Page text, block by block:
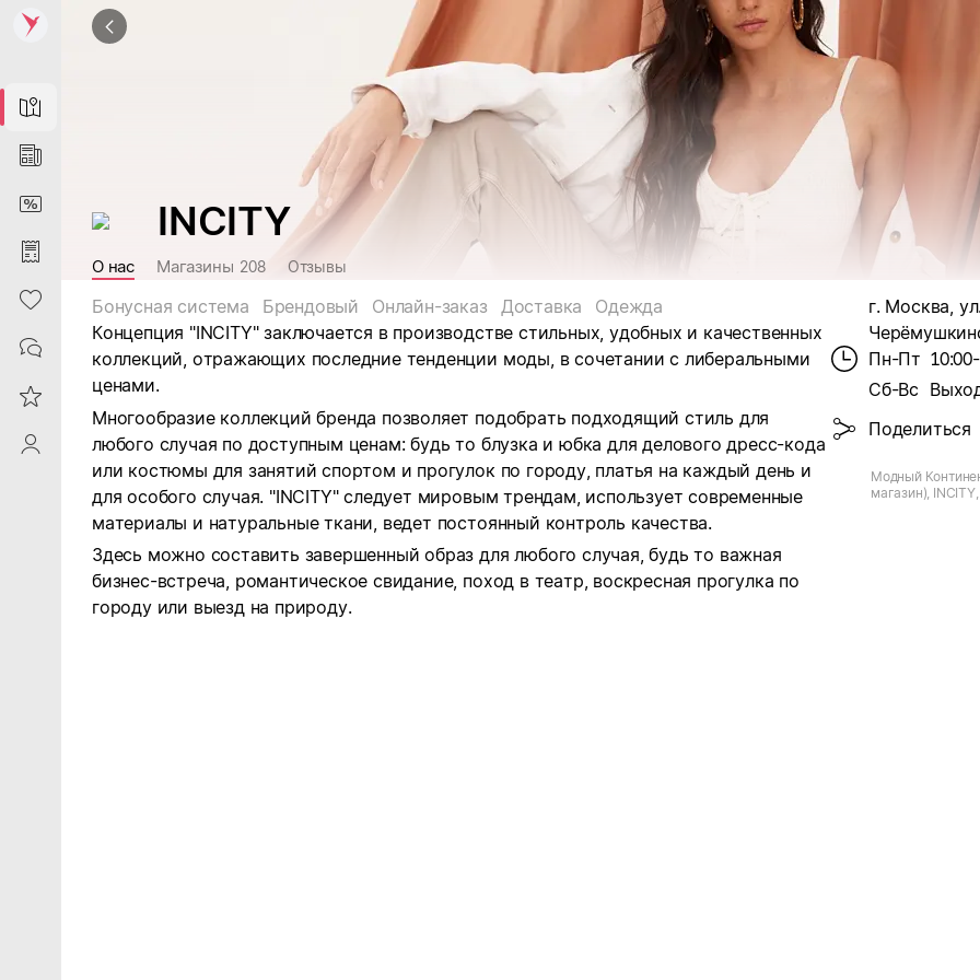
Map
News
DiscountCard
Purchases
Heart
Contacts
Reviews
ProfileSaby
INCITY
О нас Магазины 208 Отзывы
Бонусная система Брендовый Онлайн-заказ Доставка
Одежда
Концепция "INCITY" заключается в производстве стильных, удобных и качественных
коллекций, отражающих последние тенденции моды, в сочетании с либеральными
ценами.
Многообразие коллекций бренда позволяет подобрать подходящий стиль для
любого случая по доступным ценам: будь то блузка и юбка для делового дресс-кода
или костюмы для занятий спортом и прогулок по городу, платья на каждый день и
для особого случая. "INCITY" следует мировым трендам, использует современные
материалы и натуральные ткани, ведет постоянный контроль качества.
Здесь можно составить завершенный образ для любого случая, будь то важная
бизнес-встреча, романтическое свидание, поход в театр, воскресная прогулка по
городу или выезд на природу.
г. Москва,
Пн-Пт
Сб-Вс
Поделиться
Модный
магазин),